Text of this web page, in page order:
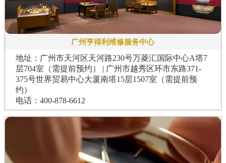
广州亨得利维修服务中心
地址：广州市天河区天河路230号万菱汇国际中心A塔7
层704室（需提前预约） | 广州市越秀区环市东路371-
375号世界贸易中心大厦南塔15层1507室（需提前预
约）
电话：400-878-6612